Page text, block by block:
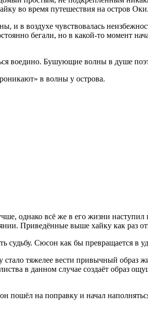
во время путешествия на остров
и в воздухе чувствовалась
бегали, но в какой-то момент
воедино. Бушующие волны в душе
в волны у острова.
однако всё же в его жизни
Приведённые выше хайку как раз
судьбу. Сюсон как бы превращается в
тяжелее вести привычный
в данном случае создаёт образ
пошёл на поправку и начал